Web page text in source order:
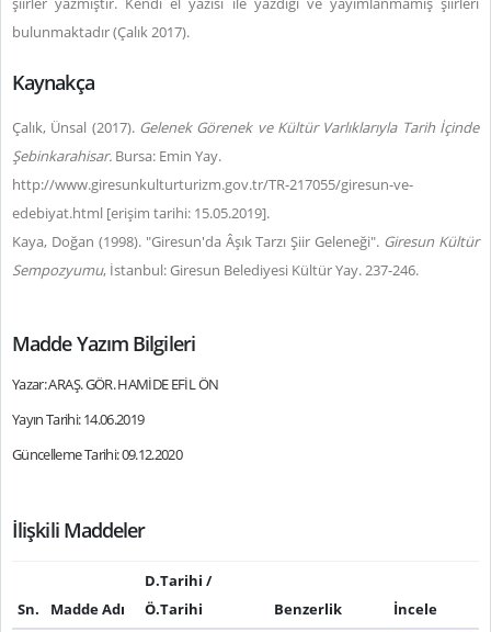
bulunmaktadır (Çalık 2017).
Kaynakça
Çalık, Ünsal (2017). Gelenek Görenek ve Kültür Varlıklarıyla Tarih İçinde
Şebinkarahisar. Bursa: Emin Yay.
http://www.giresunkulturturizm.gov.tr/TR-217055/giresun-ve-
edebiyat.html [erişim tarihi: 15.05.2019].
Kaya, Doğan (1998). "Giresun'da Âşık Tarzı Şiir Geleneği". Giresun Kültür
Sempozyumu, İstanbul: Giresun Belediyesi Kültür Yay. 237-246.
Madde Yazım Bilgileri
Yazar: ARAŞ. GÖR. HAMİDE EFİL ÖN
Yayın Tarihi: 14.06.2019
Güncelleme Tarihi: 09.12.2020
İlişkili Maddeler
Sn. Madde Adı
D.Tarihi /
Ö.Tarihi
Benzerlik
İncele